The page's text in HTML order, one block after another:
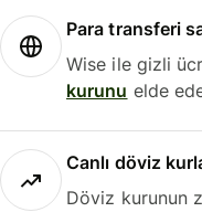
Para transferi
Wise ile gizli
kurunu elde
Canlı döviz
Döviz kurunun